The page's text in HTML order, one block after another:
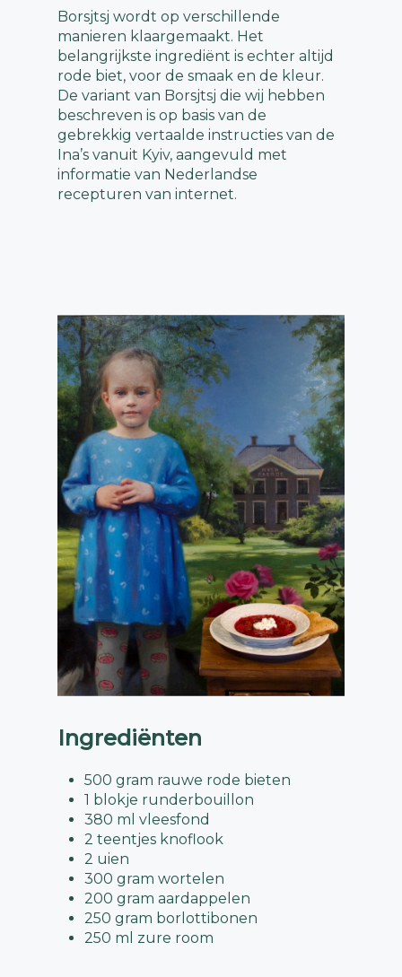
Borsjtsj wordt op verschillende
manieren klaargemaakt. Het
belangrijkste ingrediënt is echter altijd
rode biet, voor de smaak en de kleur.
De variant van Borsjtsj die wij hebben
beschreven is op basis van de
gebrekkig vertaalde instructies van de
Ina’s vanuit Kyiv, aangevuld met
informatie van Nederlandse
recepturen van internet.
Ingrediënten
500 gram rauwe rode bieten
1 blokje runderbouillon
380 ml vleesfond
2 teentjes knoflook
2 uien
300 gram wortelen
200 gram aardappelen
250 gram borlottibonen
250 ml zure room